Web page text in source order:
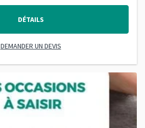
DÉTAILS
DEMANDER UN DEVIS